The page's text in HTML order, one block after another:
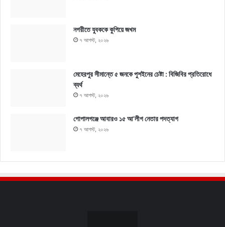
নগরীতে যুবককে কুপিয়ে জখম
৭ আগস্ট, ২০২৬
মেহেরপুর সীমান্তে ৫ জনকে পুশইনের চেষ্টা : বিজিবির প্রতিরোধে
ব্যর্থ
৭ আগস্ট, ২০২৬
গোপালগঞ্জে আবারও ১৫ আ’লীগ নেতার পদত্যাগ
৭ আগস্ট, ২০২৬